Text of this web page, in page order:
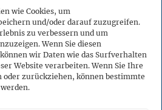
wie Cookies, um
und/oder darauf zuzugreifen.
zu verbessern und um
Wenn Sie diesen
wir Daten wie das Surfverhalten
Website verarbeiten. Wenn Sie Ihre
zurückziehen, können bestimmte